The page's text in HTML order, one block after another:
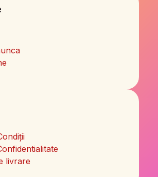
livrare